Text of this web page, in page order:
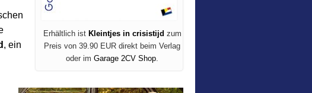
Erhältlich ist Kleintjes in crisistijd zum
Preis von 39.90 EUR direkt beim Verlag
oder im Garage 2CV Shop.
, ein